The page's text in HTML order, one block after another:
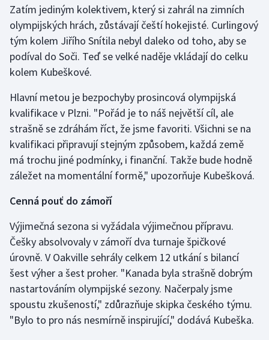
Házená
Jezdectví
Krasobruslení
Lezení
Lyže a snowboard
Moderní pětiboj
Motorsport
Olympijské hry
Parasport
Plavání
Plážový volejbal
Zatím jediným kolektivem, který si zahrál na zimních
olympijských hrách, zůstávají čeští hokejisté. Curlingový
tým kolem Jiřího Snítila nebyl daleko od toho, aby se
podíval do Soči. Teď se velké naděje vkládají do celku
kolem Kubeškové.
Hlavní metou je bezpochyby prosincová olympijská
kvalifikace v Plzni. "Pořád je to náš největší cíl, ale
strašně se zdráhám říct, že jsme favoriti. Všichni se na
kvalifikaci připravují stejným způsobem, každá země
má trochu jiné podmínky, i finanční. Takže bude hodně
záležet na momentální formě," upozorňuje Kubešková.
Cenná pouť do zámoří
Výjimečná sezona si vyžádala výjimečnou přípravu.
Češky absolvovaly v zámoří dva turnaje špičkové
úrovně. V Oakville sehrály celkem 12 utkání s bilancí
šest výher a šest proher. "Kanada byla strašně dobrým
nastartováním olympijské sezony. Načerpaly jsme
spoustu zkušeností," zdůrazňuje skipka českého týmu.
"Bylo to pro nás nesmírně inspirující," dodává Kubeška.